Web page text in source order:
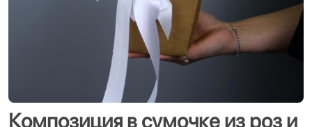
Композиция в сумочке из роз и